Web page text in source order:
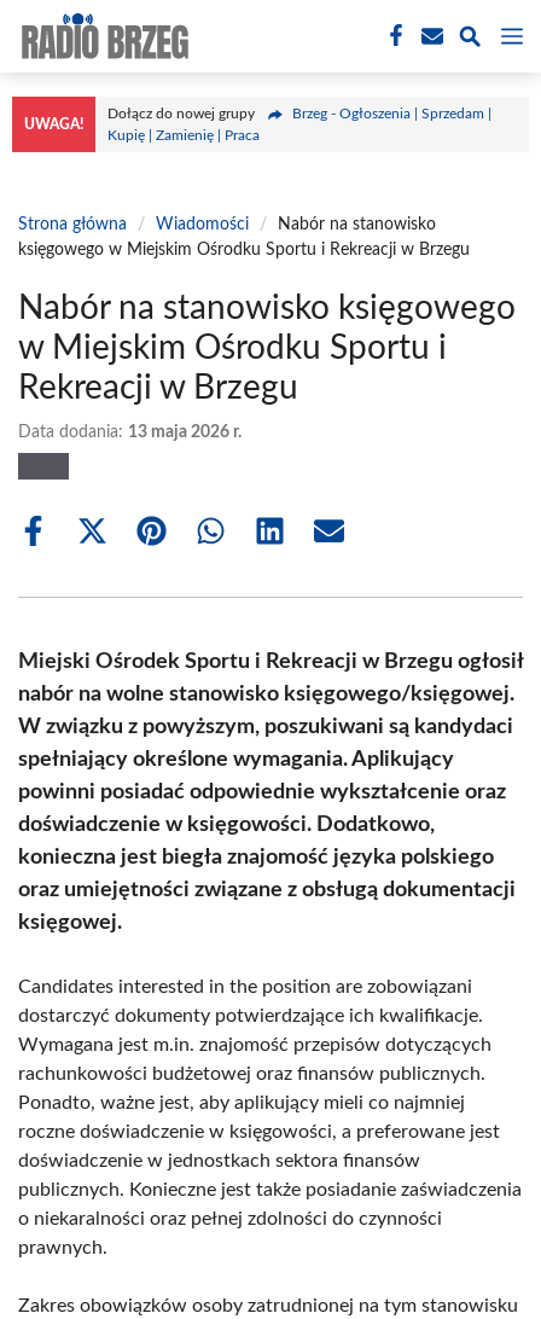
treści
UWAGA!
Dołącz do nowej grupy
Brzeg - Ogłoszenia | Sprzedam |
Kupię | Zamienię | Praca
Strona główna / Wiadomości /
Nabór na stanowisko
księgowego w Miejskim Ośrodku Sportu i Rekreacji w Brzegu
Nabór na stanowisko księgowego
w Miejskim Ośrodku Sportu i
Rekreacji w Brzegu
Data dodania: 13 maja 2026 r.
Share
Share
(Twitter)
Share Share Share Share
Miejski Ośrodek Sportu i Rekreacji w Brzegu ogłosił
nabór na wolne stanowisko księgowego/księgowej.
W związku z powyższym, poszukiwani są kandydaci
spełniający określone wymagania. Aplikujący
powinni posiadać odpowiednie wykształcenie oraz
doświadczenie w księgowości. Dodatkowo,
konieczna jest biegła znajomość języka polskiego
oraz umiejętności związane z obsługą dokumentacji
księgowej.
Candidates interested in the position are zobowiązani
dostarczyć dokumenty potwierdzające ich kwalifikacje.
Wymagana jest m.in. znajomość przepisów dotyczących
rachunkowości budżetowej oraz finansów publicznych.
Ponadto, ważne jest, aby aplikujący mieli co najmniej
roczne doświadczenie w księgowości, a preferowane jest
doświadczenie w jednostkach sektora finansów
publicznych. Konieczne jest także posiadanie zaświadczenia
o niekaralności oraz pełnej zdolności do czynności
prawnych.
Zakres obowiązków osoby zatrudnionej na tym stanowisku